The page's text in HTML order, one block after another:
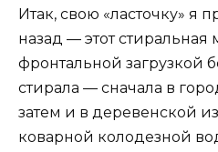
Итак, свою «ласточку» я
назад — этот стиральная
фронтальной загрузкой
стирала — сначала в
затем и в деревенской
коварной колодезной